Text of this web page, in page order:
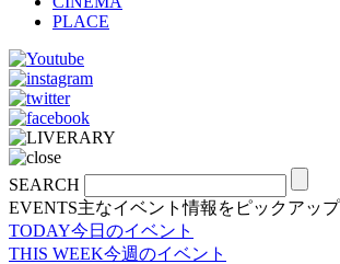
PLACE
SEARCH
EVENTS主なイベント情報をピックアップ
TODAY今日のイベント
THIS WEEK今週のイベント